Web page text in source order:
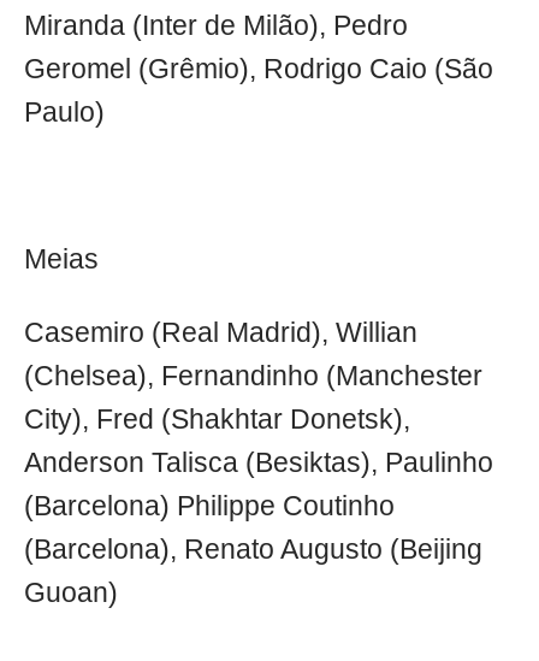
Miranda (Inter de Milão), Pedro
Geromel (Grêmio), Rodrigo Caio (São
Paulo)
Meias
Casemiro (Real Madrid), Willian
(Chelsea), Fernandinho (Manchester
City), Fred (Shakhtar Donetsk),
Anderson Talisca (Besiktas), Paulinho
(Barcelona) Philippe Coutinho
(Barcelona), Renato Augusto (Beijing
Guoan)